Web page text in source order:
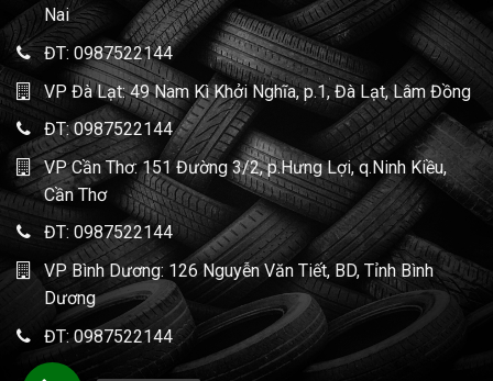
Nai
ĐT: 0987522144
VP Đà Lạt: 49 Nam Kì Khởi Nghĩa, p.1, Đà Lạt, Lâm Đồng
ĐT:0987522144
VP Cần Thơ: 151 Đường 3/2, p.Hưng Lợi, q.Ninh Kiều,
Cần Thơ
ĐT: 0987522144
VP Bình Dương: 126 Nguyễn Văn Tiết, BD, Tỉnh Bình
Dương
ĐT: 0987522144